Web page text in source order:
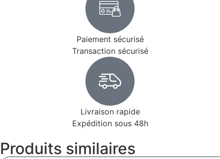
Paiement sécurisé
Transaction sécurisé
Livraison rapide
Expédition sous 48h
Produits similaires